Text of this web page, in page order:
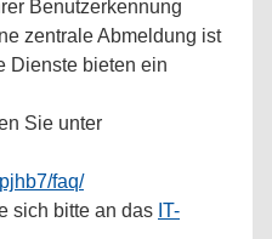
Benutzerkennung
zentrale Abmeldung ist
Dienste bieten ein
Sie unter
faq/
sich bitte an das IT-